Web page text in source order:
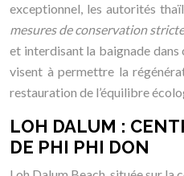
exceptionnel, les autorités
mesures de conservation
et interdisant la baignade dans
visent à permettre la
restauration de l’équilibre
LOH DALUM :
DE PHI PHI DON